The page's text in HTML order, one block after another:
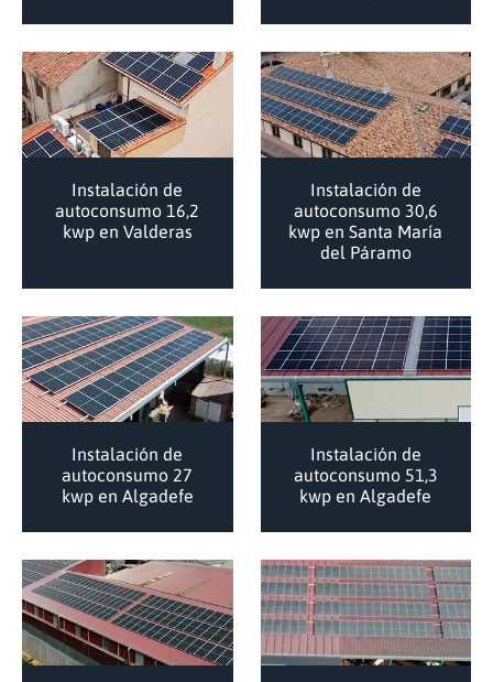
Instalación de
autoconsumo 16,2
kwp en Valderas
Instalación de
autoconsumo 30,6
kwp en Santa María
del Páramo
Instalación de
autoconsumo 27
kwp en Algadefe
Instalación de
autoconsumo 51,3
kwp en Algadefe